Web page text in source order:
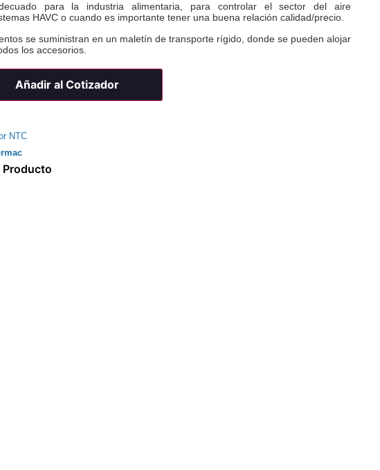
para la industria alimentaria, para controlar el sector del aire
HAVC o cuando es importante tener una buena relación calidad/precio.
se suministran en un maletín de transporte rígido, donde se pueden alojar
los accesorios.
Añadir al Cotizador
NTC
Producto